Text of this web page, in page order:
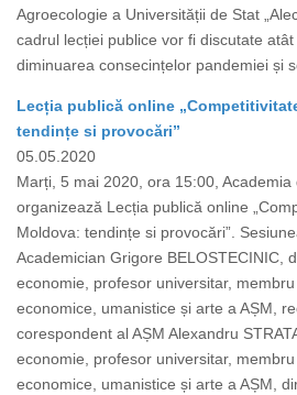
Agroecologie a Universității de Stat
cadrul lecției publice vor fi discutate
diminuarea consecințelor pandemiei și
Lecția publică online
tendințe si provocări”
05.05.2020
Marți, 5 mai 2020, ora 15:00,
organizează Lecția publică online
Moldova: tendințe si provocări”.
Academician Grigore BELOSTECINIC,
economie, profesor universitar, membru
economice, umanistice și arte a AȘM,
corespondent al AȘM Alexandru
economie, profesor universitar, membru
economice, umanistice și arte a AȘM,